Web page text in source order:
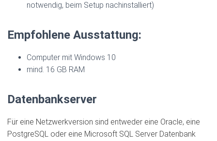
notwendig, beim Setup nachinstalliert)
Empfohlene Ausstattung:
Computer mit Windows 10
mind. 16 GB RAM
Datenbankserver
Für eine Netzwerkversion sind entweder eine Oracle, eine
PostgreSQL oder eine Microsoft SQL Server Datenbank